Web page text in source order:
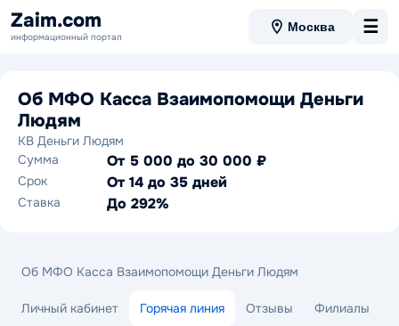
Zaim.com
информационный портал
Москва ☰
Об МФО Касса Взаимопомощи Деньги
Людям
КВ Деньги Людям
Сумма
От 5 000 до 30 000 ₽
Срок От 14 до 35 дней
Ставка До 292%
Об МФО Касса Взаимопомощи Деньги Людям
Личный кабинет Горячая линия Отзывы Филиалы